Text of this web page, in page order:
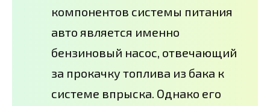
компонентов системы питания
авто является именно
бензиновый насос, отвечающий
за прокачку топлива из бака к
системе впрыска. Однако его